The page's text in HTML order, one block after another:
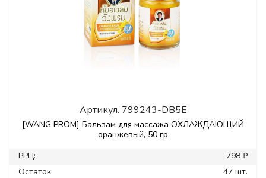
Артикул. 799243-DB5E
[WANG PROM] Бальзам для массажа ОХЛАЖДАЮЩИЙ
оранжевый, 50 гр
РРЦ:
798 ₽
Остаток:
47 шт.